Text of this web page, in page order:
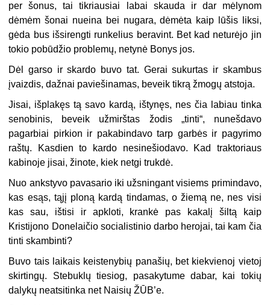
per šonus, tai tikriausiai labai skauda ir dar mėlynom
dėmėm šonai nueina bei nugara, dėmėta kaip lūšis liksi,
gėda bus išsirengti runkelius beravint. Bet kad neturėjo jin
tokio pobūdžio problemų, netynė Bonys jos.
Dėl garso ir skardo buvo tat. Gerai sukurtas ir skambus
įvaizdis, dažnai paviešinamas, beveik tikrą žmogų atstoja.
Jisai, išplakęs tą savo kardą, ištynęs, nes čia labiau tinka
senobinis, beveik užmirštas žodis „tinti“, nunešdavo
pagarbiai pirkion ir pakabindavo tarp garbės ir pagyrimo
raštų. Kasdien to kardo nesinešiodavo. Kad traktoriaus
kabinoje jisai, žinote, kiek netgi trukdė.
Nuo ankstyvo pavasario iki užsningant visiems primindavo,
kas esąs, tąjį ploną kardą tindamas, o žiemą ne, nes visi
kas sau, ištisi ir apkloti, krankė pas kakalį šiltą kaip
Kristijono Donelaičio socialistinio darbo herojai, tai kam čia
tinti skambinti?
Buvo tais laikais keistenybių panašių, bet kiekvienoj vietoj
skirtingų. Stebuklų tiesiog, pasakytume dabar, kai tokių
dalykų neatsitinka net Naisių ŽŪB’e.